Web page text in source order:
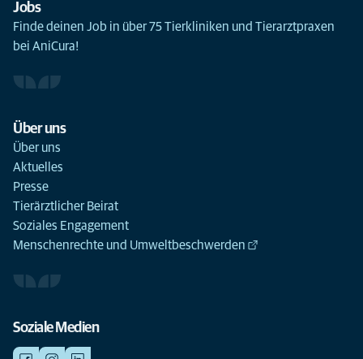
Jobs
Finde deinen Job in über 75 Tierkliniken und Tierarztpraxen
bei AniCura!
Über uns
Über uns
Aktuelles
Presse
Tierärztlicher Beirat
Soziales Engagement
Menschenrechte und Umweltbeschwerden
Soziale Medien